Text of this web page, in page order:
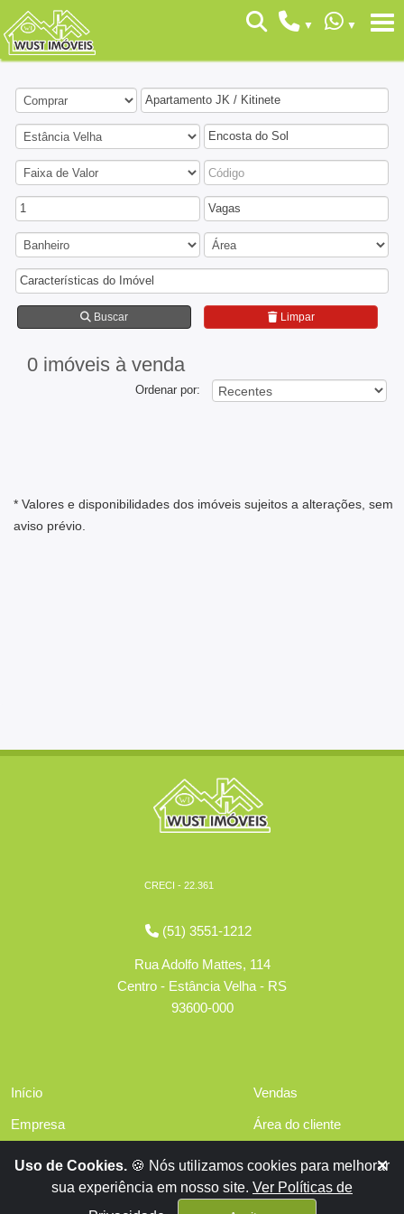
Apartamento JK / Kitinete
Encosta do Sol
1 Vagas
Características do Imóvel
Buscar Limpar
0 imóveis à venda
Ordenar por:
* Valores e disponibilidades dos imóveis sujeitos a alterações, sem
aviso prévio.
CRECI - 22.361
(51) 3551-1212
Rua Adolfo Mattes, 114
Centro - Estância Velha - RS
93600-000
Início
Empresa
Financiamentos
Vendas
Área do cliente
Contato
Uso de Cookies. 🍪 Nós utilizamos cookies para melhorar
sua experiência em nosso site. Ver Políticas de